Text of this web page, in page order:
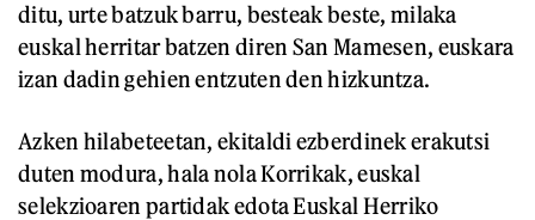
ditu, urte batzuk barru, besteak beste, milaka
euskal herritar batzen diren San Mamesen, euskara
izan dadin gehien entzuten den hizkuntza.
Azken hilabeteetan, ekitaldi ezberdinek erakutsi
duten modura, hala nola Korrikak, euskal
selekzioaren partidak edota Euskal Herriko